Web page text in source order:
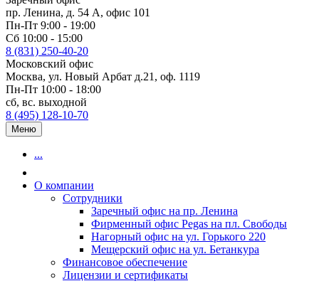
пр. Ленина, д. 54 А, офис 101
Пн-Пт 9:00 - 19:00
Сб 10:00 - 15:00
8 (831) 250-40-20
Московский офис
Москва, ул. Новый Арбат д.21, оф. 1119
Пн-Пт 10:00 - 18:00
сб, вс. выходной
8 (495) 128-10-70
Меню
...
О компании
Сотрудники
Заречный офис на пр. Ленина
Фирменный офис Pegas на пл. Свободы
Нагорный офис на ул. Горького 220
Мещерский офис на ул. Бетанкура
Финансовое обеспечение
Лицензии и сертификаты